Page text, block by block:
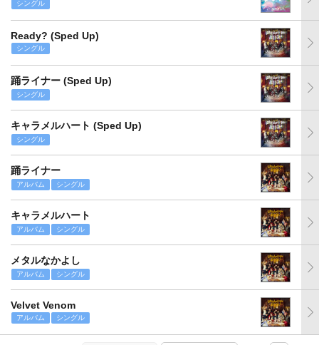
シングル
Ready? (Sped Up)
シングル
踊ライナー (Sped Up)
シングル
キャラメルハート (Sped Up)
シングル
踊ライナー
アルバム シングル
キャラメルハート
アルバム シングル
メタルなかよし
アルバム シングル
Velvet Venom
アルバム シングル